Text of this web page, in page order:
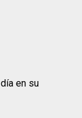
en su